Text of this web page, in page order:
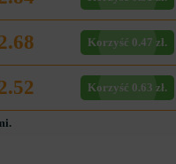
Korzyść 0.47 zł.
Korzyść 0.63 zł.